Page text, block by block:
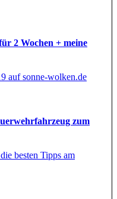
2 Wochen + meine
zum